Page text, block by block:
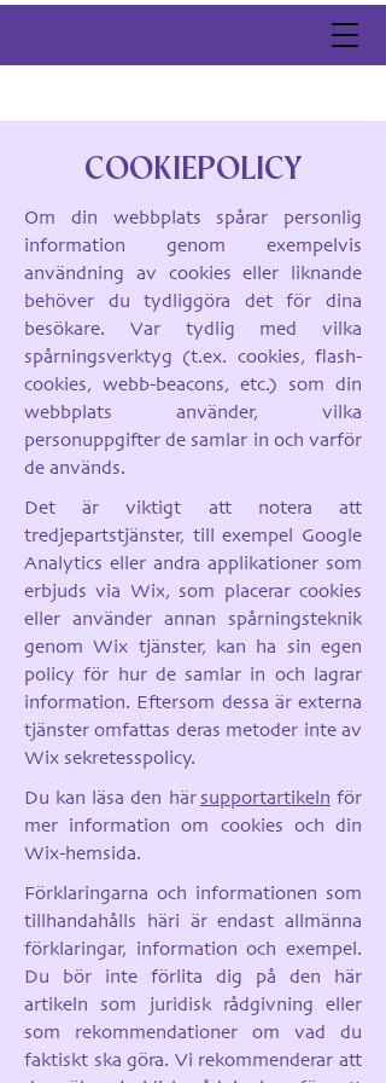
COOKIEPOLICY
Om din webbplats spårar personlig
information genom exempelvis
användning av cookies eller liknande
behöver du tydliggöra det för dina
besökare. Var tydlig med vilka
spårningsverktyg (t.ex. cookies, flash-
cookies, webb-beacons, etc.) som din
webbplats använder, vilka
personuppgifter de samlar in och varför
de används.
Det är viktigt att notera att
tredjepartstjänster, till exempel Google
Analytics eller andra applikationer som
erbjuds via Wix, som placerar cookies
eller använder annan spårningsteknik
genom Wix tjänster, kan ha sin egen
policy för hur de samlar in och lagrar
information. Eftersom dessa är externa
tjänster omfattas deras metoder inte av
Wix sekretesspolicy.
Du kan läsa den härsupportartikelnför
mer information om cookies och din
Wix-hemsida.
Förklaringarna och informationen som
tillhandahålls häri är endast allmänna
förklaringar, information och exempel.
Du bör inte förlita dig på den här
artikeln som juridisk rådgivning eller
som rekommendationer om vad du
faktiskt ska göra. Vi rekommenderar att